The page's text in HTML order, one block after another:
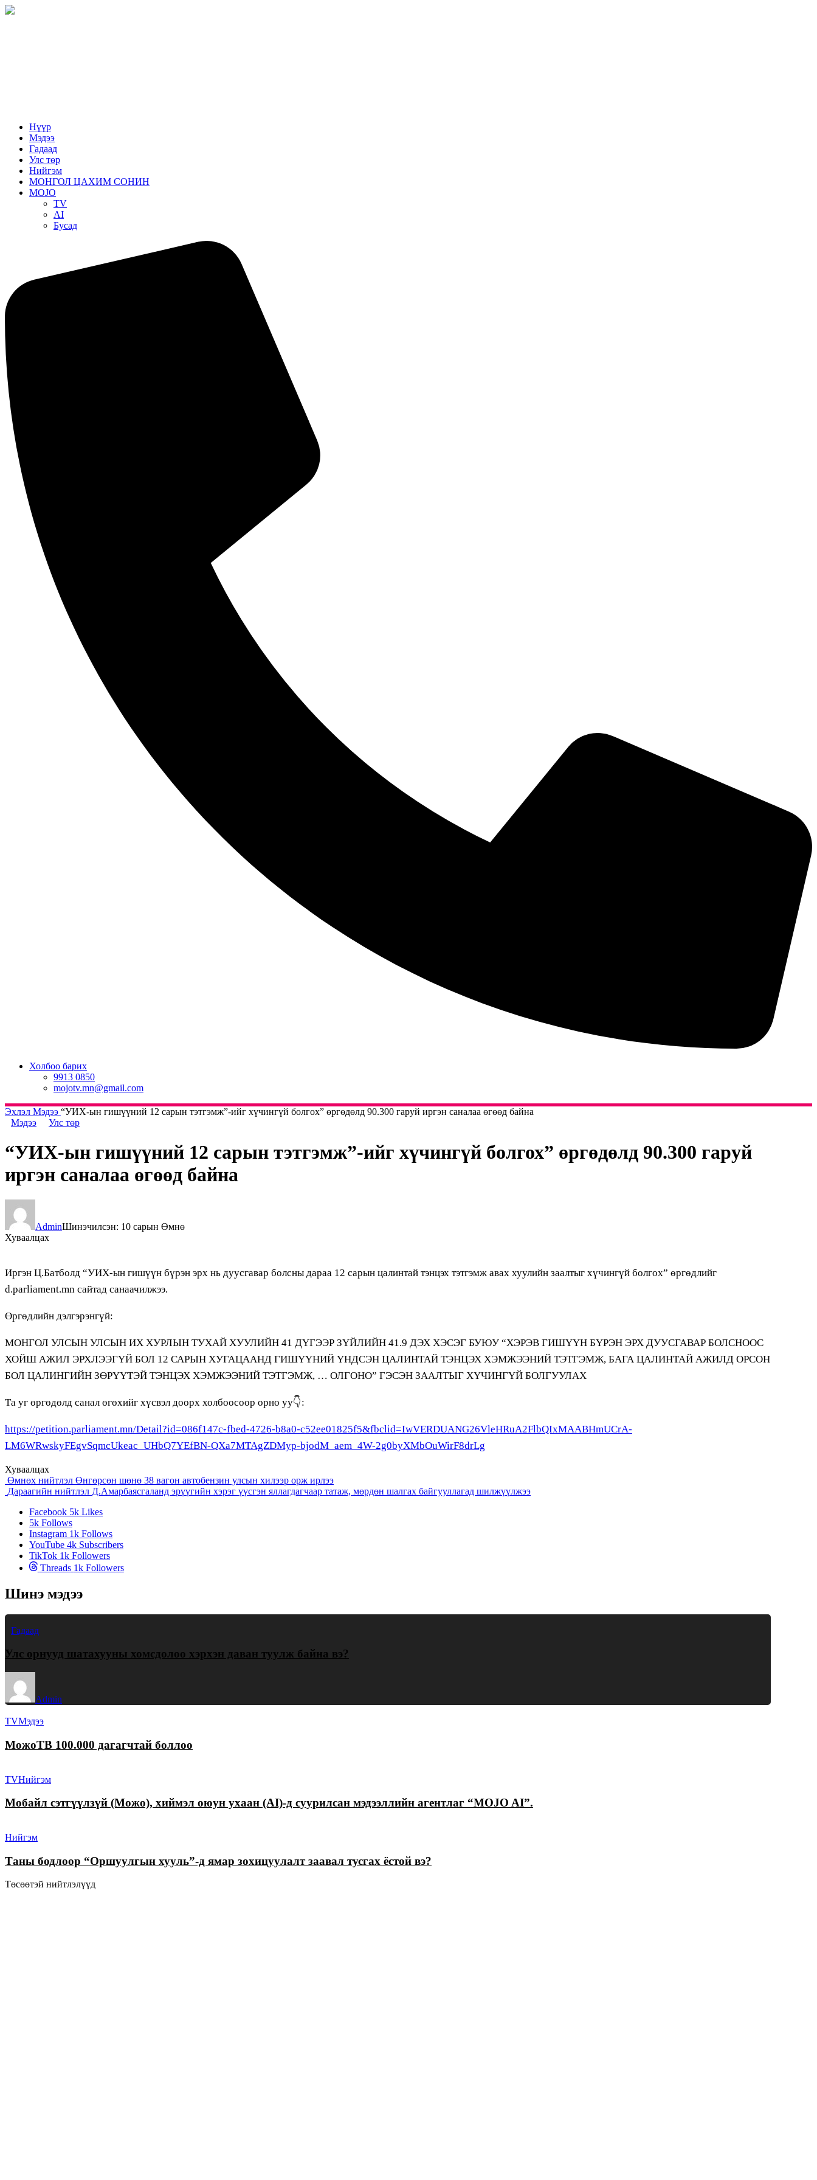
Нүүр
Мэдээ
Гадаад
Улс төр
Нийгэм
МОНГОЛ ЦАХИМ СОНИН
MOJO
TV
AI
Бусад
Холбоо барих
9913 0850
mojotv.mn@gmail.com
Эхлэл Мэдээ “УИХ-ын гишүүний 12 сарын тэтгэмж”-ийг хүчингүй болгох” өргөдөлд 90.300 гаруй иргэн саналаа өгөөд байна
Мэдээ
Улс төр
“УИХ-ын гишүүний 12 сарын тэтгэмж”-ийг хүчингүй болгох” өргөдөлд 90.300 гаруй
иргэн саналаа өгөөд байна
AdminШинэчилсэн: 10 сарын Өмнө
Хуваалцах
Иргэн Ц.Батболд “УИХ-ын гишүүн бүрэн эрх нь дуусгавар болсны дараа 12 сарын цалинтай тэнцэх тэтгэмж авах хуулийн заалтыг хүчингүй болгох” өргөдлийг
d.parliament.mn сайтад санаачилжээ.
Өргөдлийн дэлгэрэнгүй:
МОНГОЛ УЛСЫН УЛСЫН ИХ ХУРЛЫН ТУХАЙ ХУУЛИЙН 41 ДҮГЭЭР ЗҮЙЛИЙН 41.9 ДЭХ ХЭСЭГ БУЮУ “ХЭРЭВ ГИШҮҮН БҮРЭН ЭРХ ДУУСГАВАР БОЛСНООС
ХОЙШ АЖИЛ ЭРХЛЭЭГҮЙ БОЛ 12 САРЫН ХУГАЦААНД ГИШҮҮНИЙ ҮНДСЭН ЦАЛИНТАЙ ТЭНЦЭХ ХЭМЖЭЭНИЙ ТЭТГЭМЖ, БАГА ЦАЛИНТАЙ АЖИЛД ОРСОН
БОЛ ЦАЛИНГИЙН ЗӨРҮҮТЭЙ ТЭНЦЭХ ХЭМЖЭЭНИЙ ТЭТГЭМЖ, … ОЛГОНО” ГЭСЭН ЗААЛТЫГ ХҮЧИНГҮЙ БОЛГУУЛАХ
Та уг өргөдөлд санал өгөхийг хүсвэл доорх холбоосоор орно уу👇:
https://petition.parliament.mn/Detail?id=086f147c-fbed-4726-b8a0-c52ee01825f5&fbclid=IwVERDUANG26VleHRuA2FlbQIxMAABHmUCrA-
LM6WRwskyFEgvSqmcUkeac_UHbQ7YEfBN-QXa7MTAgZDMyp-bjodM_aem_4W-2g0byXMbOuWirF8drLg
Хуваалцах
Өмнөх нийтлэл Өнгөрсөн шөнө 38 вагон автобензин улсын хилээр орж ирлээ
Дараагийн нийтлэл Д.Амарбаясгаланд эрүүгийн хэрэг үүсгэн яллагдагчаар татаж, мөрдөн шалгах байгууллагад шилжүүлжээ
Facebook 5k Likes
5k Follows
Instagram 1k Follows
YouTube 4k Subscribers
TikTok 1k Followers
Threads 1k Followers
Шинэ мэдээ
Гадаад
Улс орнууд шатахууны хомсдолоо хэрхэн даван туулж байна вэ?
Admin
TVМэдээ
МожоТВ 100.000 дагагчтай боллоо
TVНийгэм
Мобайл сэтгүүлзүй (Можо), хиймэл оюун ухаан (AI)-д суурилсан мэдээллийн агентлаг “MOJO AI”.
Нийгэм
Таны бодлоор “Оршуулгын хууль”-д ямар зохицуулалт заавал тусгах ёстой вэ?
Төсөөтэй нийтлэлүүд